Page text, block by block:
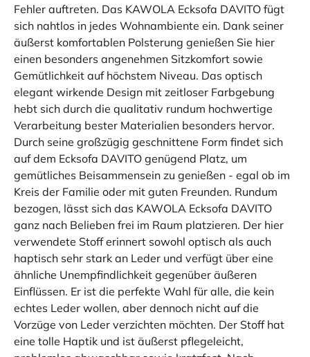
Fehler auftreten. Das KAWOLA Ecksofa DAVITO fügt
sich nahtlos in jedes Wohnambiente ein. Dank seiner
äußerst komfortablen Polsterung genießen Sie hier
einen besonders angenehmen Sitzkomfort sowie
Gemütlichkeit auf höchstem Niveau. Das optisch
elegant wirkende Design mit zeitloser Farbgebung
hebt sich durch die qualitativ rundum hochwertige
Verarbeitung bester Materialien besonders hervor.
Durch seine großzügig geschnittene Form findet sich
auf dem Ecksofa DAVITO genügend Platz, um
gemütliches Beisammensein zu genießen - egal ob im
Kreis der Familie oder mit guten Freunden. Rundum
bezogen, lässt sich das KAWOLA Ecksofa DAVITO
ganz nach Belieben frei im Raum platzieren. Der hier
verwendete Stoff erinnert sowohl optisch als auch
haptisch sehr stark an Leder und verfügt über eine
ähnliche Unempfindlichkeit gegenüber äußeren
Einflüssen. Er ist die perfekte Wahl für alle, die kein
echtes Leder wollen, aber dennoch nicht auf die
Vorzüge von Leder verzichten möchten. Der Stoff hat
eine tolle Haptik und ist äußerst pflegeleicht,